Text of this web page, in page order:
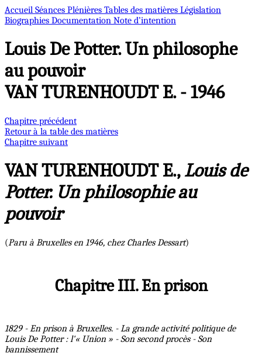
Accueil Séances Plénières Tables des matières Législation
Biographies Documentation Note d’intention
Louis De Potter. Un philosophe
au pouvoir
VAN TURENHOUDT E. - 1946
Chapitre précédent
Retour à la table des matières
Chapitre suivant
VAN TURENHOUDT E.,Louis de
Potter. Un philosophie au
pouvoir
(Paru à Bruxelles en 1946, chez Charles Dessart)
Chapitre III. En prison
1829 - En prison à Bruxelles. - La grande activité politique de
Louis De Potter : l'« Union » - Son second procès - Son
bannissement